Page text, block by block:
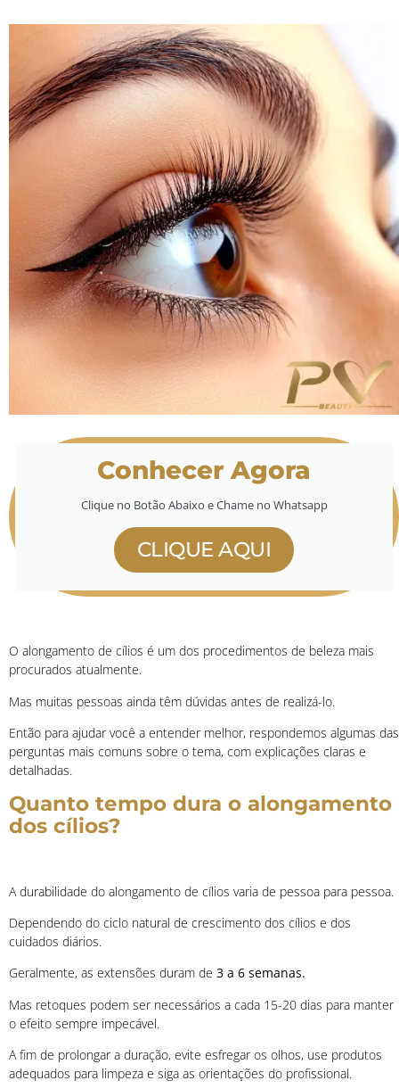
Conhecer Agora
Clique no Botão Abaixo e Chame no Whatsapp
CLIQUE AQUI
O alongamento de cílios é um dos procedimentos de beleza mais
procurados atualmente.
Mas muitas pessoas ainda têm dúvidas antes de realizá-lo.
Então para ajudar você a entender melhor, respondemos algumas das
perguntas mais comuns sobre o tema, com explicações claras e
detalhadas.
Quanto tempo dura o alongamento
dos cílios?
A durabilidade do alongamento de cílios varia de pessoa para pessoa.
Dependendo do ciclo natural de crescimento dos cílios e dos
cuidados diários.
Geralmente, as extensões duram de 3 a 6 semanas.
Mas retoques podem ser necessários a cada 15-20 dias para manter
o efeito sempre impecável.
A fim de prolongar a duração, evite esfregar os olhos, use produtos
adequados para limpeza e siga as orientações do profissional.